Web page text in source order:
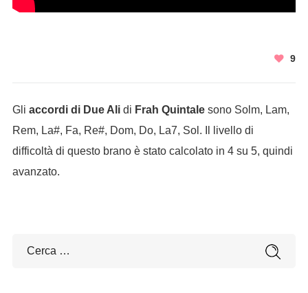
9
Gli accordi di Due Alidi Frah Quintalesono Solm, Lam,
Rem, La#, Fa, Re#, Dom, Do, La7, Sol. Il livello di
difficoltà di questo brano è stato calcolato in 4 su 5, quindi
avanzato.